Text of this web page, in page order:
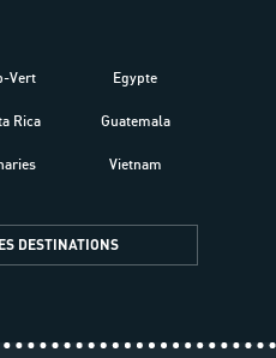
Vert
Rica
Egypte
Guatemala
Vietnam
DESTINATIONS